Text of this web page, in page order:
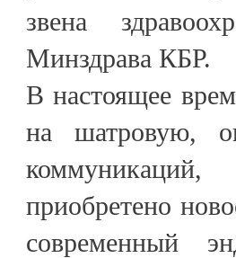
звена
Минздрава КБР.
В настоящее
на шатровую,
приобретено
современный